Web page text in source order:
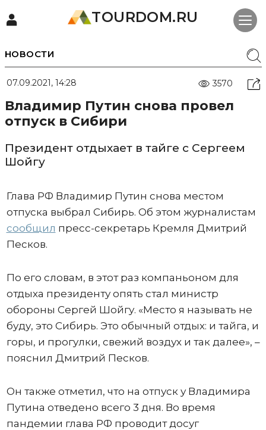
TOURDOM.RU
НОВОСТИ
07.09.2021, 14:28 3570
Владимир Путин снова провел
отпуск в Сибири
Президент отдыхает в тайге с Сергеем
Шойгу
Глава РФ Владимир Путин снова местом
отпуска выбрал Сибирь. Об этом журналистам
сообщил пресс-секретарь Кремля Дмитрий
Песков.
По его словам, в этот раз компаньоном для
отдыха президенту опять стал министр
обороны Сергей Шойгу. «Место я называть не
буду, это Сибирь. Это обычный отдых: и тайга, и
горы, и прогулки, свежий воздух и так далее», –
пояснил Дмитрий Песков.
Он также отметил, что на отпуск у Владимира
Путина отведено всего 3 дня. Во время
пандемии глава РФ проводит досуг